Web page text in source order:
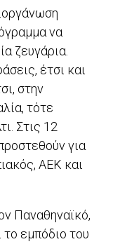
να
ζευγάρια.
έτσι και
στην
τότε
Στις 12
για
ΑΕΚ και
Παναθηναϊκό,
εμπόδιο του